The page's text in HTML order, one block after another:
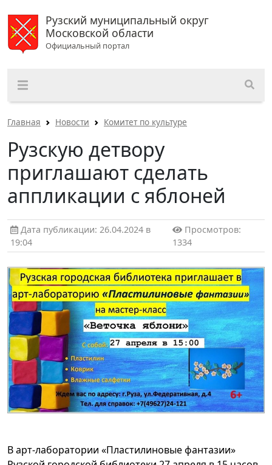
Рузский муниципальный округ
Московской области
Официальный портал
Главная Новости Комитет по культуре
Рузскую детвору
приглашают сделать
аппликации с яблоней
Дата публикации: 26.04.2024 в
19:04
Просмотров:
1334
В арт-лаборатории «Пластилиновые фантазии»